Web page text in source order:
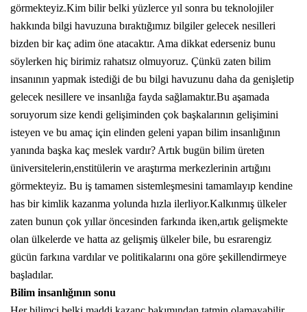
görmekteyiz.Kim bilir belki yüzlerce yıl sonra bu teknolojiler
hakkında bilgi havuzuna bıraktığımız bilgiler gelecek nesilleri
bizden bir kaç adim öne atacaktır. Ama dikkat ederseniz bunu
söylerken hiç birimiz rahatsız olmuyoruz. Çünkü zaten bilim
insanının yapmak istediği de bu bilgi havuzunu daha da genişletip
gelecek nesillere ve insanlığa fayda sağlamaktır.Bu aşamada
soruyorum size kendi gelişiminden çok başkalarının gelişimini
isteyen ve bu amaç için elinden geleni yapan bilim insanlığının
yanında başka kaç meslek vardır? Artık bugün bilim üreten
üniversitelerin,enstitülerin ve araştırma merkezlerinin artığını
görmekteyiz. Bu iş tamamen sistemleşmesini tamamlayıp kendine
has bir kimlik kazanma yolunda hızla ilerliyor.Kalkınmış ülkeler
zaten bunun çok yıllar öncesinden farkında iken,artık gelişmekte
olan ülkelerde ve hatta az gelişmiş ülkeler bile, bu esrarengiz
gücün farkına vardılar ve politikalarını ona göre şekillendirmeye
başladılar.
Bilim insanlığının sonu